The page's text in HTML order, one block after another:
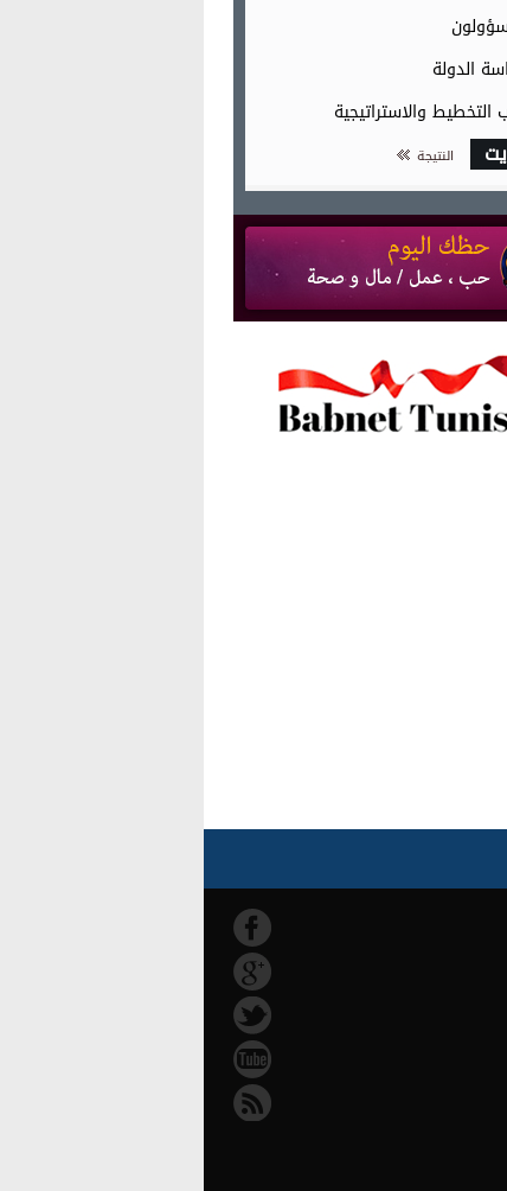
الدولة
التخطيط والاستراتيجية
النتيجة